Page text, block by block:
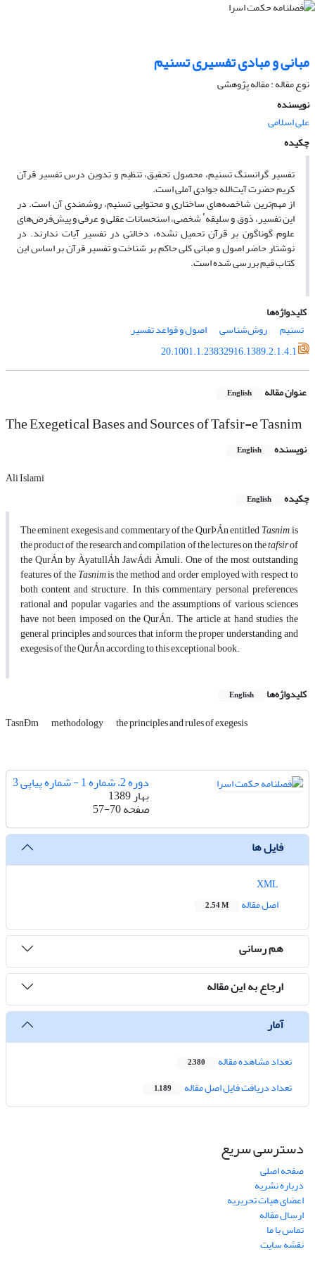
مبانی و مبادی تفسیری تسنیم
نوع مقاله : مقاله پژوهشی
نویسنده
علی اسلامی
چکیده
تفسیر گرانسنگ تسنیم، محصول تحقیق، تنظیم و تدوین درس تفسیر قرآن
کریم حضرت آیت‌الله جوادی آملی است.
از مهم‌ترین شاخصه‌های ساختاری و محتوایی تسنیم، روشمندی آن است. در
این تفسیر، ذوق و سلیقهٴ شخصی، استحسانات عقلی و عرفی و پیش‌فرض‌های
علوم گوناگون بر قرآن تحمیل نشده، دخالتی در تفسیر آیات ندارند. در
نوشتار حاضر اصول و مبانی کلی حاکم بر شناخت و تفسیر قرآن بر اساس این
کتاب قیم بررسی شده است.
کلیدواژه‌ها
تسنیم
روش‌شناسی
اصول و قواعد تفسیر
20.1001.1.23832916.1389.2.1.4.1
عنوان مقاله English
The Exegetical Bases and Sources of Tafsir-e Tasnim
نویسنده English
Ali Islami
چکیده
English
The eminent exegesis and commentary of the QurÞÁn entitledTasnim, is
the product of the research and compilation of the lectures on thetafsirof
the QurÁn by ÀyatullÁh JawÁdi Àmuli. One of the most outstanding
features of theTasnimis the method and order employed with respect to
both content and structure. In this commentary, personal preferences,
rational and popular vagaries, and the assumptions of various sciences
have not been imposed on the QurÁn. The article at hand studies the
general principles and sources that inform the proper understanding and
exegesis of the QurÁn according to this exceptional book.
کلیدواژه‌ها English
TasnÐm methodology the principles and rules of exegesis
دوره 2، شماره 1 - شماره پیاپی 3
بهار 1389
صفحه57-70
فایل ها
اصل مقاله
2.54 M
هم رسانی
ارجاع به این مقاله
آمار
تعداد مشاهده مقاله 2,380
تعداد دریافت فایل اصل مقاله 1,189
دسترسی سریع
صفحه اصلی
درباره نشریه
اعضای هیات تحریریه
ارسال مقاله
تماس با ما
نقشه سایت